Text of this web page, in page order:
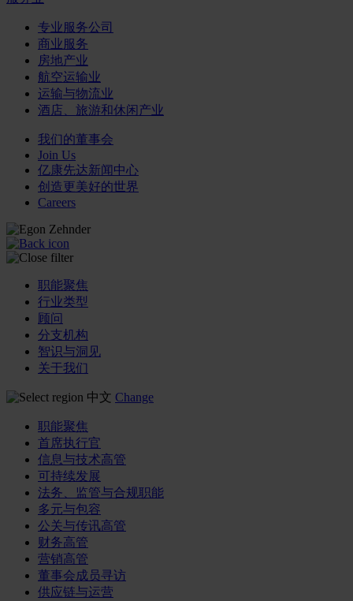
专业服务公司
商业服务
房地产业
航空运输业
运输与物流业
酒店、旅游和休闲产业
我们的董事会
Join Us
亿康先达新闻中心
创造更美好的世界
Careers
职能聚焦
行业类型
顾问
分支机构
智识与洞见
关于我们
中文 Change
职能聚焦
首席执行官
信息与技术高管
可持续发展
法务、监管与合规职能
多元与包容
公关与传讯高管
财务高管
营销高管
董事会成员寻访
供应链与运营